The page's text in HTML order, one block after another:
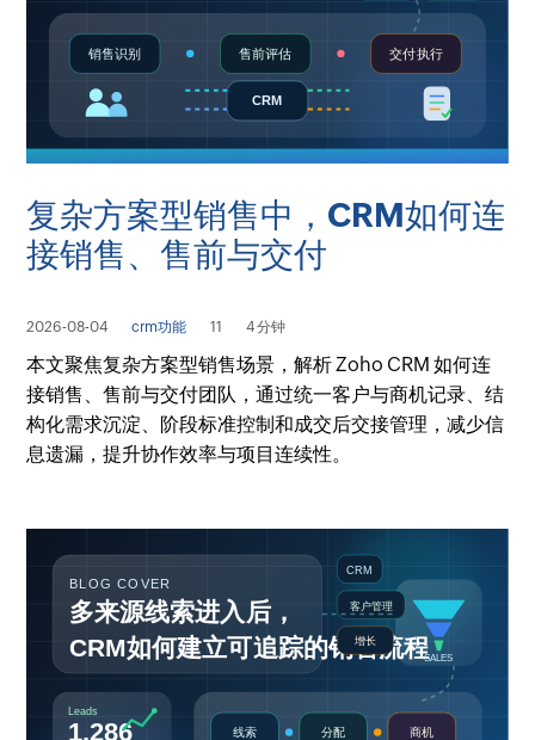
复杂方案型销售中，CRM如何连
接销售、售前与交付
2026-08-04 crm功能 11 4 分钟
本文聚焦复杂方案型销售场景，解析 Zoho CRM 如何连
接销售、售前与交付团队，通过统一客户与商机记录、结
构化需求沉淀、阶段标准控制和成交后交接管理，减少信
息遗漏，提升协作效率与项目连续性。